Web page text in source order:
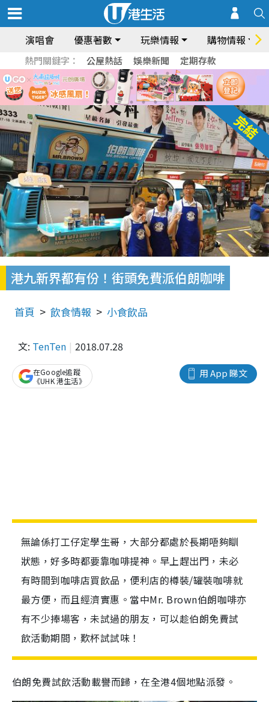
演唱會 優惠著數 玩樂情報 購物情報
熱門關鍵字： 公屋熱話 娛樂新聞 定期存款
港九新界都有份！街頭免費派伯朗咖啡
首頁 飲食情報 小食飲品
文: TenTen 2018.07.28
用 App 睇文
在Google追蹤
《UHK 港生活》
無論係打工仔定學生哥，大部分都處於長期唔夠瞓
狀態，好多時都要靠咖啡提神。早上趕出門，未必
有時間到咖啡店買飲品，便利店的樽裝/罐裝咖啡就
最方便，而且經濟實惠。當中Mr. Brown伯朗咖啡亦
有不少捧場客，未試過的朋友，可以趁伯朗免費試
飲活動期間，歎杯試試味！
伯朗免費試飲活動載譽而歸，在全港4個地點派發。